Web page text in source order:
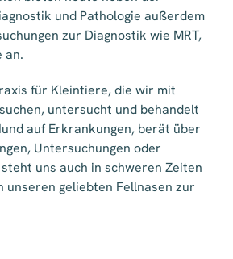
und Pathologie außerdem
zur Diagnostik wie MRT,
an.
für Kleintiere, die wir mit
untersucht und behandelt
auf Erkrankungen, berät über
Untersuchungen oder
uns auch in schweren Zeiten
unseren geliebten Fellnasen zur